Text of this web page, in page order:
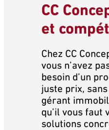
CC
et
Chez CC
vous n’avez
besoin d’un
juste prix,
gérant
qu’il vous faut
solutions